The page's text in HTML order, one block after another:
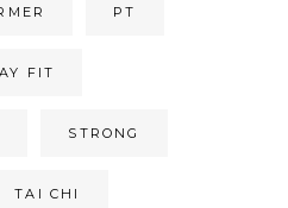
PT
FIT
STRONG
TAI CHI